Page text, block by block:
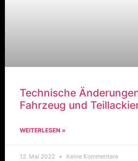
Technische
Fahrzeug und
WEITERLESEN »
12. Mai 2022 Keine Kommentare